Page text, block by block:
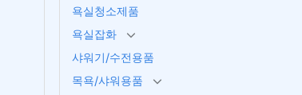
욕실청소제품
욕실잡화
샤워기/수전용품
목욕/샤워용품